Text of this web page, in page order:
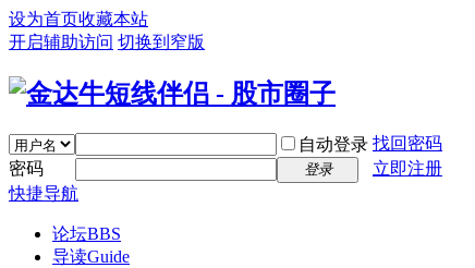
设为首页收藏本站
开启辅助访问 切换到窄版
自动登录 找回密码
密码
登录
立即注册
快捷导航
论坛BBS
导读Guide